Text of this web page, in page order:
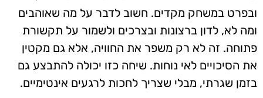
ובפרט במשחק מקדים. חשוב לדבר על מה שאוהבים
ומה לא, לדון ברצונות ובצרכים ולשמור על תקשורת
פתוחה. זה לא רק משפר את החוויה, אלא גם מקטין
את הסיכויים לאי נוחות. שיחה כזו יכולה להתבצע גם
בזמן שגרתי, מבלי שצריך לחכות לרגעים אינטימיים.